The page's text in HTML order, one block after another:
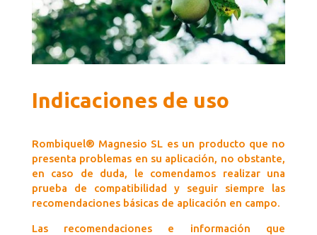
Indicaciones de uso
Rombiquel® Magnesio SL es un producto que no
presenta problemas en su aplicación, no obstante,
en caso de duda, le comendamos realizar una
prueba de compatibilidad y seguir siempre las
recomendaciones básicas de aplicación en campo.
Las recomendaciones e información que